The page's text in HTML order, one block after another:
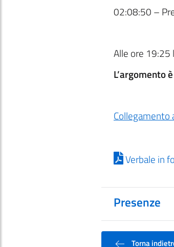
02:08:50 –
Alle ore 19:25
L’argomento
Collegamento
Verbale in
Presenze
Torna